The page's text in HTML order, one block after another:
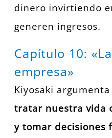
dinero invirtiendo
generen ingresos.
Capítulo 10:
empresa»
Kiyosaki
tratar nuestra vida
y tomar decisiones